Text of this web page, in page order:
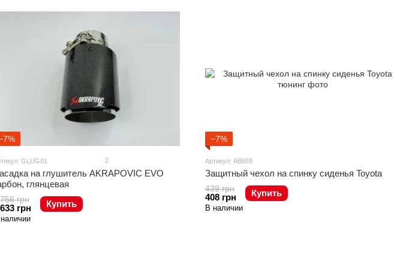
GLUG01 2
на глушитель AKRAPOVIC EVO
глянцевая
грн
грн Купить
−7%
Артикул: AB659
Защитный чехол на спинку сиденья Toyota
439 грн
408 грн Купить
В наличии